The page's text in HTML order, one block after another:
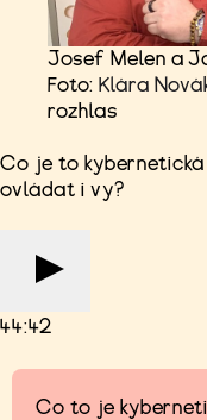
Josef Melen a
Foto: Klára
rozhlas
Co je to
ovládat i vy?
44:42
Co to je